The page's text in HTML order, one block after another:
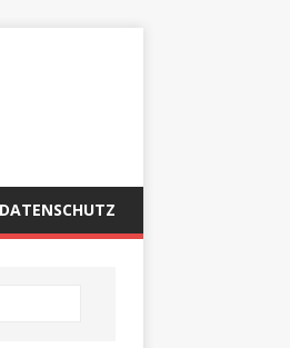
DATENSCHUTZ